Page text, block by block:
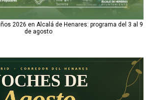
2026 en Alcalá de Henares: programa del 3 al 9
de agosto